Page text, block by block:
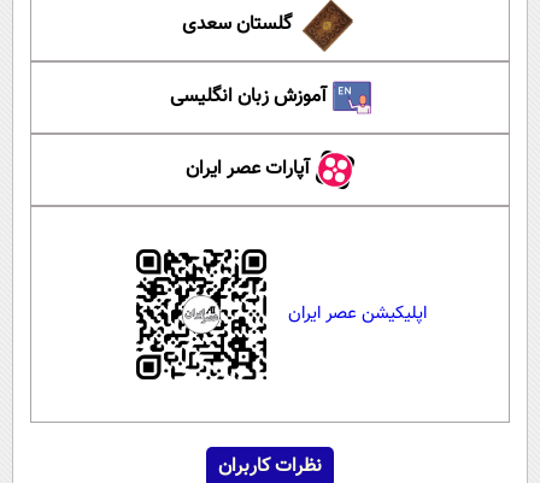
گلستان سعدی
آموزش زبان انگلیسی
آپارات عصر ایران
اپلیکیشن عصر ایران
نظرات کاربران